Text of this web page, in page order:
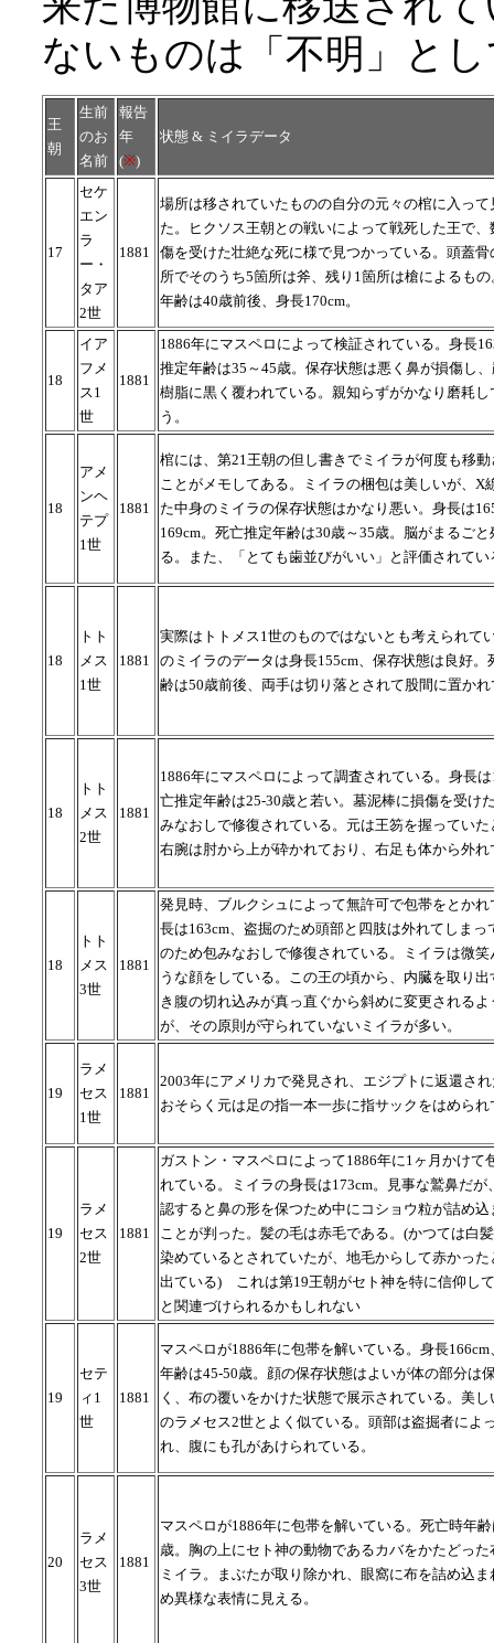
ないものは「不明」と
王
朝
生前
のお
名前
報告
年
(※)
状態 & ミイラデータ
17
セケ
エン
ラ
ー・
タア
2世
1881
場所は移されていたものの自分の元々の棺に入って
た。ヒクソス王朝との戦いによって戦死した王で、
傷を受けた壮絶な死に様で見つかっている。頭蓋骨
所でそのうち5箇所は斧、残り1箇所は槍によるも
年齢は40歳前後、身長170cm。
18
イア
フメ
ス1
世
1881
1886年にマスペロによって検証されている。身長
推定年齢は35～45歳。保存状態は悪く鼻が損傷し
樹脂に黒く覆われている。親知らずがかなり磨耗し
う。
18
アメ
ンヘ
テプ
1世
1881
棺には、第21王朝の但し書きでミイラが何度も移
ことがメモしてある。ミイラの梱包は美しいが、X
た中身のミイラの保存状態はかなり悪い。身長は
169cm。死亡推定年齢は30歳～35歳。脳がまるごと
る。また、「とても歯並びがいい」と評価されてい
18
トト
メス
1世
1881
実際はトトメス1世のものではないとも考えられて
のミイラのデータは身長155cm、保存状態は良好。
齢は50歳前後、両手は切り落とされて股間に置か
18
トト
メス
2世
1881
1886年にマスペロによって調査されている。身長
亡推定年齢は25-30歳と若い。墓泥棒に損傷を受け
みなおしで修復されている。元は王笏を握っていた
右腕は肘から上が砕かれており、右足も体から外れ
18
トト
メス
3世
1881
発見時、ブルクシュによって無許可で包帯をとかれ
長は163cm、盗掘のため頭部と四肢は外れてしまっ
のため包みなおしで修復されている。ミイラは微笑
うな顔をしている。この王の頃から、内臓を取り出
き腹の切れ込みが真っ直ぐから斜めに変更されるよ
が、その原則が守られていないミイラが多い。
19
ラメ
セス
1世
1881
2003年にアメリカで発見され、エジプトに返還さ
おそらく元は足の指一本一歩に指サックをはめられ
19
ラメ
セス
2世
1881
ガストン・マスペロによって1886年に1ヶ月かけて
れている。ミイラの身長は173cm。見事な鷲鼻だが
認すると鼻の形を保つため中にコショウ粒が詰め込
ことが判った。髪の毛は赤毛である。(かつては白
染めているとされていたが、地毛からして赤かった
出ている) これは第19王朝がセト神を特に信仰し
と関連づけられるかもしれない
19
セテ
ィ1
世
1881
マスペロが1886年に包帯を解いている。身長
年齢は45-50歳。顔の保存状態はよいが体の部分は
く、布の覆いをかけた状態で展示されている。美し
のラメセス2世とよく似ている。頭部は盗掘者によ
れ、腹にも孔があけられている。
20
ラメ
セス
3世
1881
マスペロが1886年に包帯を解いている。死亡時年
歳。胸の上にセト神の動物であるカバをかたどった
ミイラ。まぶたが取り除かれ、眼窩に布を詰め込ま
め異様な表情に見える。